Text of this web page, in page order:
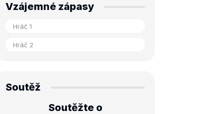
Vzájemné zápasy
Soutěž
Soutěžte o